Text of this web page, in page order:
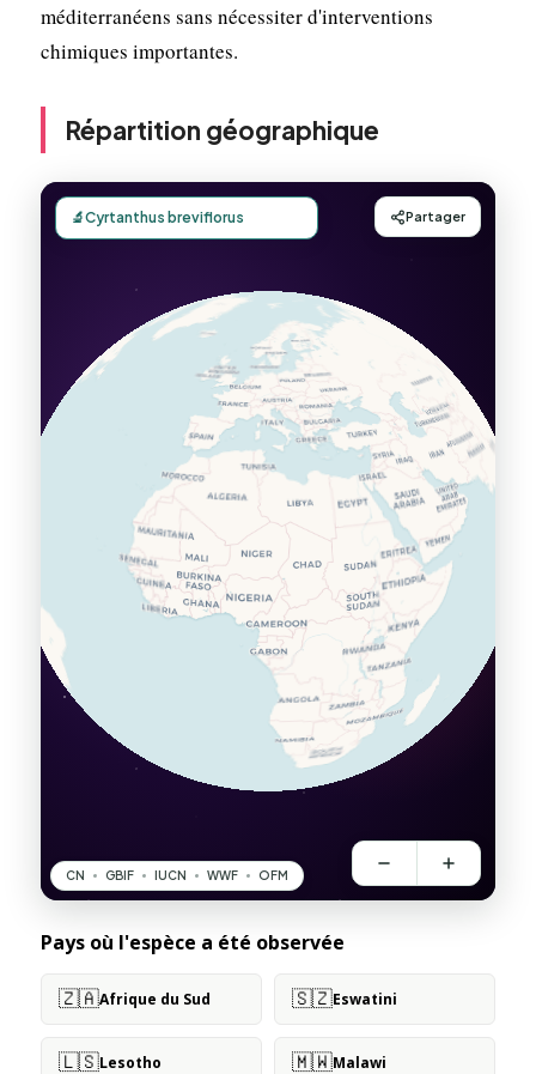
méditerranéens sans nécessiter d'interventions
chimiques importantes.
Répartition géographique
Pays où l'espèce a été observée
🇿🇦Afrique du Sud 🇸🇿Eswatini
🇱🇸Lesotho 🇲🇼Malawi